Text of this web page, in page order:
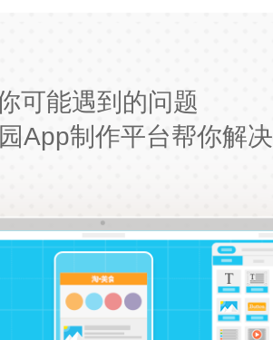
可能遇到的问题
App制作平台帮你解决